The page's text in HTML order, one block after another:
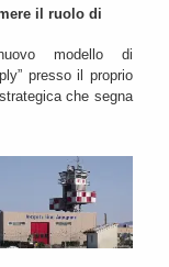
il ruolo di
modello di
presso il proprio
che segna